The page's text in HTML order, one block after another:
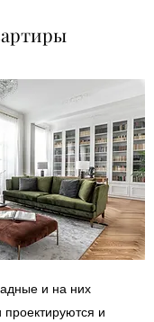
и на них
проектируются и